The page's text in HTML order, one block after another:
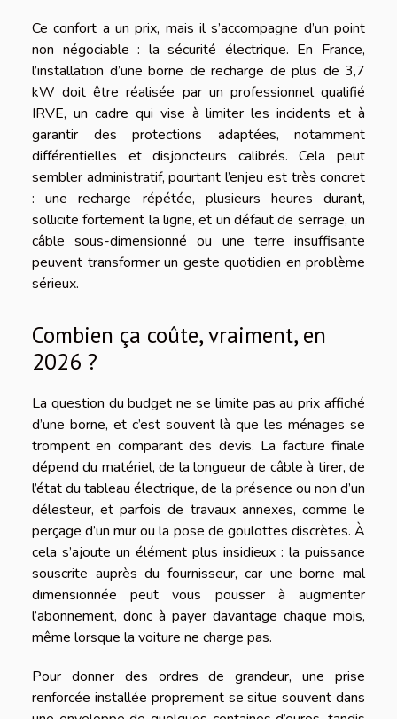
Ce confort a un prix, mais il s’accompagne d’un point
non négociable : la sécurité électrique. En France,
l’installation d’une borne de recharge de plus de 3,7
kW doit être réalisée par un professionnel qualifié
IRVE, un cadre qui vise à limiter les incidents et à
garantir des protections adaptées, notamment
différentielles et disjoncteurs calibrés. Cela peut
sembler administratif, pourtant l’enjeu est très concret
: une recharge répétée, plusieurs heures durant,
sollicite fortement la ligne, et un défaut de serrage, un
câble sous-dimensionné ou une terre insuffisante
peuvent transformer un geste quotidien en problème
sérieux.
Combien ça coûte, vraiment, en
2026 ?
La question du budget ne se limite pas au prix affiché
d’une borne, et c’est souvent là que les ménages se
trompent en comparant des devis. La facture finale
dépend du matériel, de la longueur de câble à tirer, de
l’état du tableau électrique, de la présence ou non d’un
délesteur, et parfois de travaux annexes, comme le
perçage d’un mur ou la pose de goulottes discrètes. À
cela s’ajoute un élément plus insidieux : la puissance
souscrite auprès du fournisseur, car une borne mal
dimensionnée peut vous pousser à augmenter
l’abonnement, donc à payer davantage chaque mois,
même lorsque la voiture ne charge pas.
Pour donner des ordres de grandeur, une prise
renforcée installée proprement se situe souvent dans